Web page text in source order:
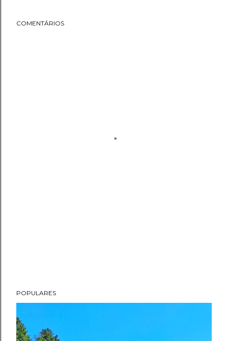
COMENTÁRIOS
POPULARES